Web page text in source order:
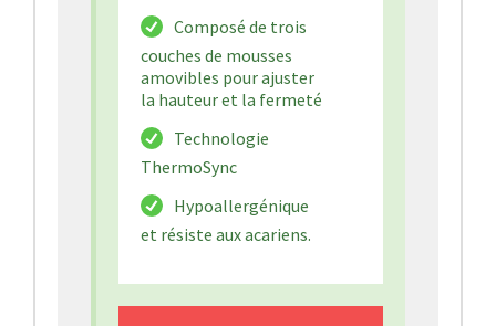
Composé de trois
couches de mousses
amovibles pour ajuster
la hauteur et la fermeté
Technologie
ThermoSync
Hypoallergénique
et résiste aux acariens.